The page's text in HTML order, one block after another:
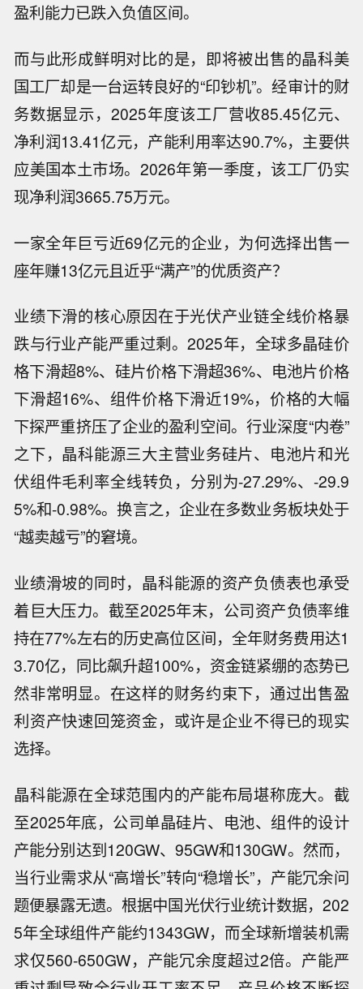
盈利能力已跌入负值区间。
而与此形成鲜明对比的是，即将被出售的晶科美
国工厂却是一台运转良好的“印钞机”。经审计的财
务数据显示，2025年度该工厂营收85.45亿元、
净利润13.41亿元，产能利用率达90.7%，主要供
应美国本土市场。2026年第一季度，该工厂仍实
现净利润3665.75万元。
一家全年巨亏近69亿元的企业，为何选择出售一
座年赚13亿元且近乎“满产”的优质资产？
业绩下滑的核心原因在于光伏产业链全线价格暴
跌与行业产能严重过剩。2025年，全球多晶硅价
格下滑超8%、硅片价格下滑超36%、电池片价格
下滑超16%、组件价格下滑近19%，价格的大幅
下探严重挤压了企业的盈利空间。行业深度“内卷”
之下，晶科能源三大主营业务硅片、电池片和光
伏组件毛利率全线转负，分别为-27.29%、-29.9
5%和-0.98%。换言之，企业在多数业务板块处于
“越卖越亏”的窘境。
业绩滑坡的同时，晶科能源的资产负债表也承受
着巨大压力。截至2025年末，公司资产负债率维
持在77%左右的历史高位区间，全年财务费用达1
3.70亿，同比飙升超100%，资金链紧绷的态势已
然非常明显。在这样的财务约束下，通过出售盈
利资产快速回笼资金，或许是企业不得已的现实
选择。
晶科能源在全球范围内的产能布局堪称庞大。截
至2025年底，公司单晶硅片、电池、组件的设计
产能分别达到120GW、95GW和130GW。然而，
当行业需求从“高增长”转向“稳增长”，产能冗余问
题便暴露无遗。根据中国光伏行业统计数据，202
5年全球组件产能约1343GW，而全球新增装机需
求仅560-650GW，产能冗余度超过2倍。产能严